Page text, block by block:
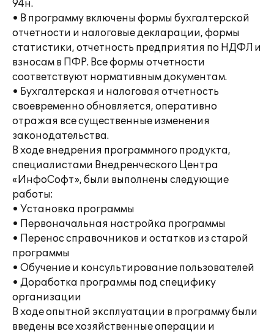
94н.
• В программу включены формы бухгалтерской
отчетности и налоговые декларации, формы
статистики, отчетность предприятия по НДФЛ и
взносам в ПФР. Все формы отчетности
соответствуют нормативным документам.
• Бухгалтерская и налоговая отчетность
своевременно обновляется, оперативно
отражая все существенные изменения
законодательства.
В ходе внедрения программного продукта,
специалистами Внедренческого Центра
«ИнфоСофт», были выполнены следующие
работы:
• Установка программы
• Первоначальная настройка программы
• Перенос справочников и остатков из старой
программы
• Обучение и консультирование пользователей
• Доработка программы под специфику
организации
В ходе опытной эксплуатации в программу были
введены все хозяйственные операции и